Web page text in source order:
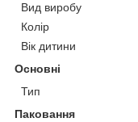
Вид виробу
Колір
Вік дитини
Основні
Тип
Паковання